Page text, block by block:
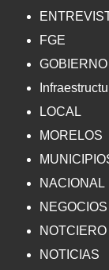
FGE
LOCAL
MORELOS
NACIONAL
NEGOCIOS
NOTCIERO
NOTICIAS